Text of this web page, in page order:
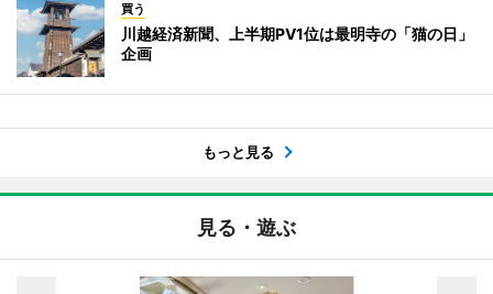
買う
川越経済新聞、上半期PV1位は最明寺の「猫の日」
企画
もっと見る
見る・遊ぶ